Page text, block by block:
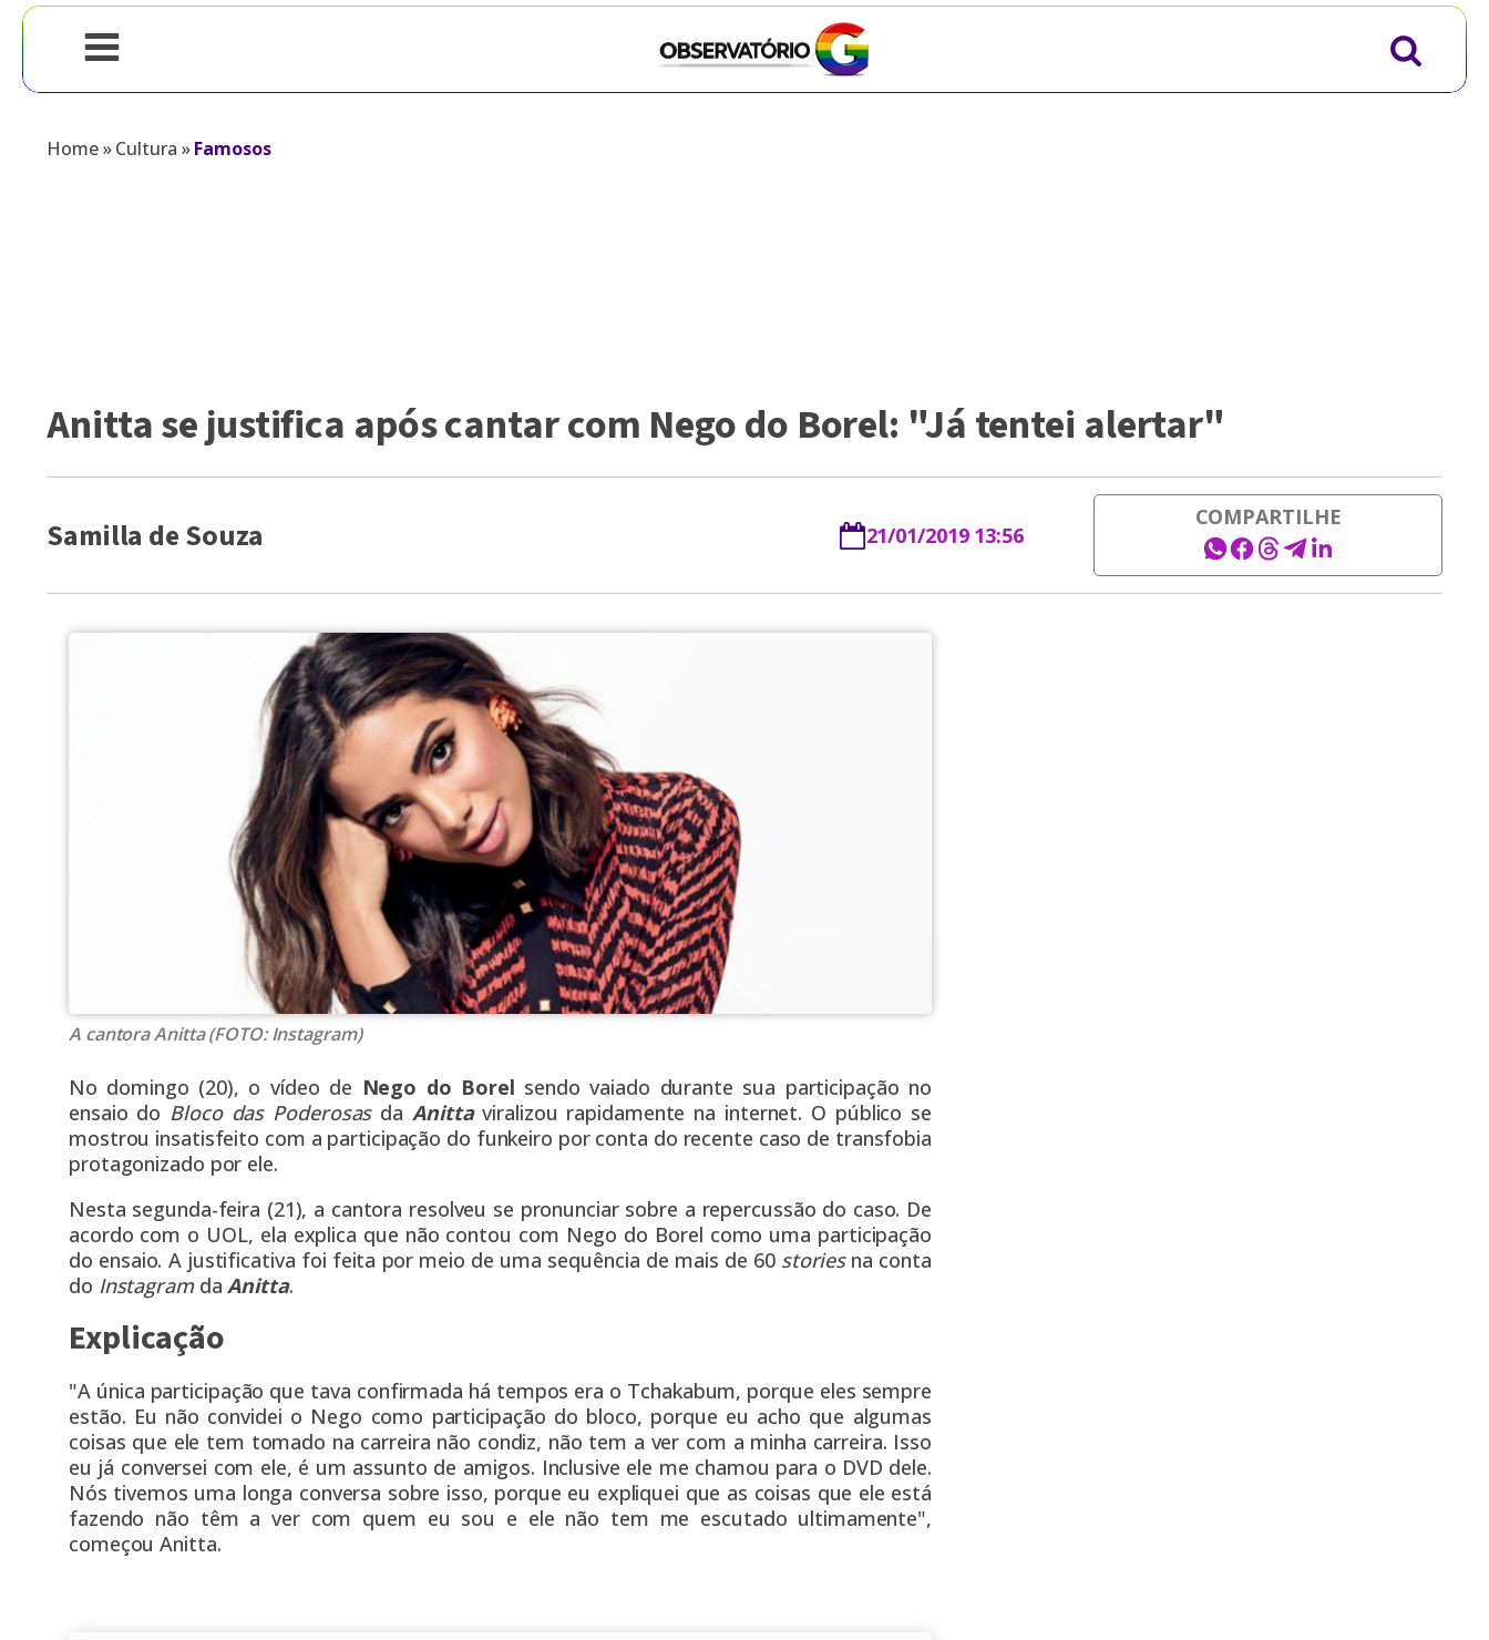
Home»Cultura »Famosos
Anitta se justifica após cantar com Nego do Borel: "Já tentei alertar"
Samilla de Souza 21/01/2019 13:56
COMPARTILHE
A cantora Anitta (FOTO: Instagram)
No domingo (20), ovídeo de Nego do Borel sendo vaiado durante sua participação no
ensaio do Bloco das PoderosasdaAnittaviralizou rapidamente na internet. O público se
mostrou insatisfeito com a participação do funkeiro por conta do recente caso de transfobia
protagonizado por ele.
Nesta segunda-feira (21), a cantora resolveu se pronunciar sobre a repercussão do caso. De
acordo com o UOL, ela explica que não contou com Nego do Borel como uma participação
do ensaio. A justificativa foi feita por meio de uma sequência de mais de 60 storiesna conta
do InstagramdaAnitta.
Explicação
"A única participação que tava confirmada há tempos era o Tchakabum, porque eles sempre
estão. Eu não convidei o Nego como participação do bloco, porque eu acho que algumas
coisas que ele tem tomado na carreira não condiz, não tem a ver com a minha carreira. Isso
eu já conversei com ele, é um assunto de amigos. Inclusive ele me chamou para o DVD dele.
Nós tivemos uma longa conversa sobre isso, porque eu expliquei que as coisas que ele está
fazendo não têm a ver com quem eu sou e ele não tem me escutado ultimamente",
começou Anitta.